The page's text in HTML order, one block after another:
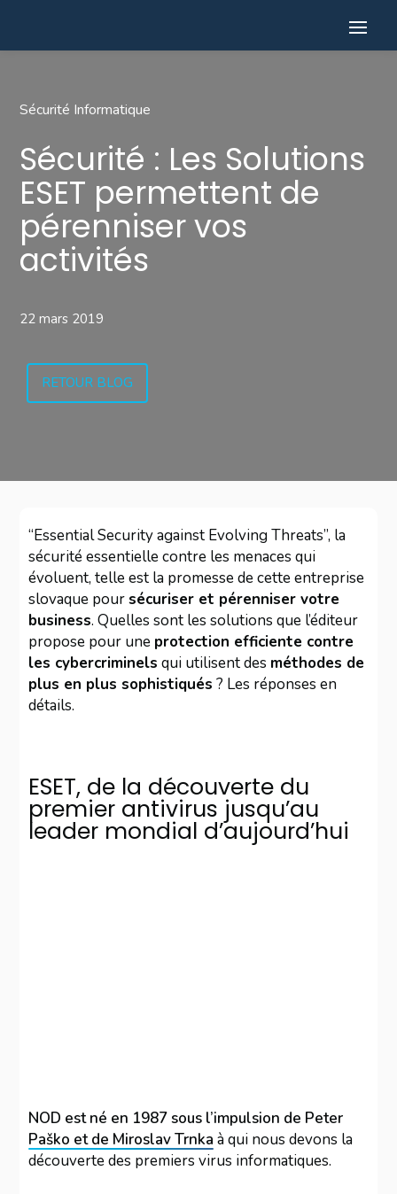
Sécurité Informatique
Sécurité : Les Solutions
ESET permettent de
pérenniser vos
activités
22 mars 2019
RETOUR BLOG
“Essential Security against Evolving Threats”, la
sécurité essentielle contre les menaces qui
évoluent, telle est la promesse de cette entreprise
slovaque poursécuriser et pérenniser votre
business. Quelles sont les solutions que l’éditeur
propose pour une protection efficiente contre
les cybercriminels qui utilisent des méthodes de
plus en plus sophistiqués ? Les réponses en
détails.
ESET, de la découverte du
premier antivirus jusqu’au
leader mondial d’aujourd’hui
NOD est né en 1987 sous l’impulsion de Peter
Paško et de Miroslav Trnka à qui nous devons la
découverte des premiers virus informatiques.